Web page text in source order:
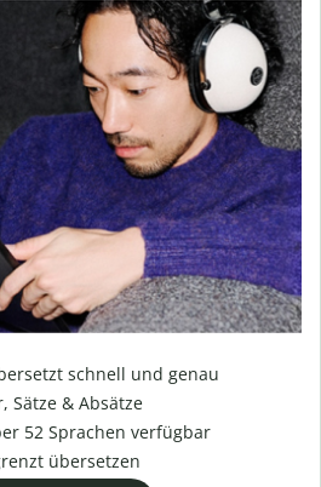
schnell und genau
Sätze & Absätze
52 Sprachen verfügbar
übersetzen